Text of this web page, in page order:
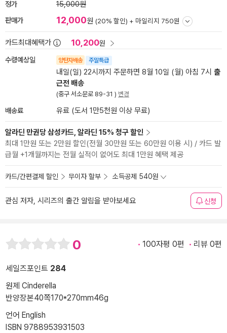
정가 15,000원
판매가 12,000원 (20% 할인) + 마일리지 750원
카드최대혜택가 10,200원
수령예상일 양탄자배송 주말특급
내일(일) 22시까지 주문하면 8월 10일 (월) 아침 7시 출
근전 배송
(중구 서소문로 89-31 ) 변경
배송료 유료 (도서 1만5천원 이상 무료)
알라딘 만권당 삼성카드, 알라딘 15% 청구 할인
최대 1만원 또는 2만원 할인(전월 30만원 또는 60만원 이용 시) / 카드 발
급월 +1개월까지는 전월 실적이 없어도 최대 1만원 혜택 제공
카드/간편결제 할인 무이자 할부 소득공제 540원
관심 저자, 시리즈의 출간 알림을 받아보세요 신청
0 100자평 0편 리뷰 0편
세일즈포인트 284
원제 Cinderella
반양장본40쪽170*270mm46g
언어 English
ISBN 9788953931503